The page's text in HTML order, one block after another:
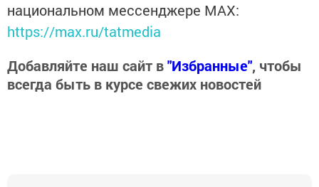
национальном мессенджере MАХ:
https://max.ru/tatmedia
Добавляйте наш сайт в"Избранные", чтобы
всегда быть в курсе свежих новостей